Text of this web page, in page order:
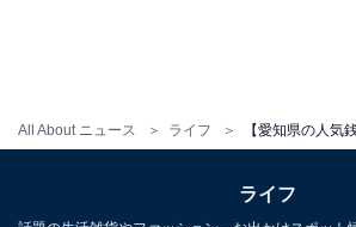
All About ニュース ライフ
ライフ